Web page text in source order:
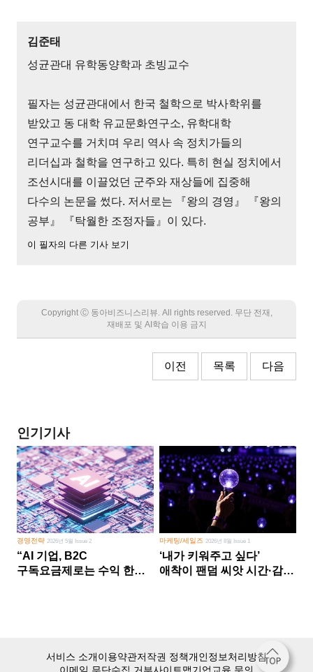
김준태
성균관대 유학동양학과 초빙교수
필자는 성균관대에서 한국 철학으로 박사학위를
받았고 동 대학 유교문화연구소, 유학대학
연구교수를 거치며 우리 역사 속 정치가들의
리더십과 철학을 연구하고 있다. 특히 현실 정치에서
조선시대를 이끌었던 군주와 재상들에 집중해
다수의 논문을 썼다. 저서로는 『왕의 경영』 『왕의
공부』 『탁월한 조정자들』이 있다.
이 필자의 다른 기사 보기
Copyright Ⓒ 동아비즈니스리뷰. All rights reserved. 무단 전재,
재배포 및 AI학습 이용 금지
이전 목록 다음
인기기사
경영전략 2026년 5월 Issue 2
“AI 기업, B2C
구독요금제로는 수익 한계
마케팅/세일즈 2026년 8월 Issue 1
‘내가 키워주고 싶다’
애착이 팬덤 씨앗 시간·감정
서비스 소개이용약관저작권 정책개인정보처리방침